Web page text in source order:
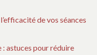
de vos séances
: astuces pour réduire